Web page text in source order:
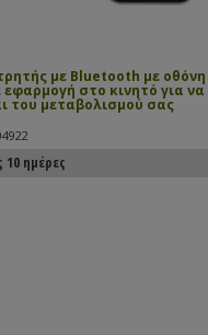
με Bluetooth με οθόνη
στο κινητό για να
του μεταβολισμού σας
ημέρες